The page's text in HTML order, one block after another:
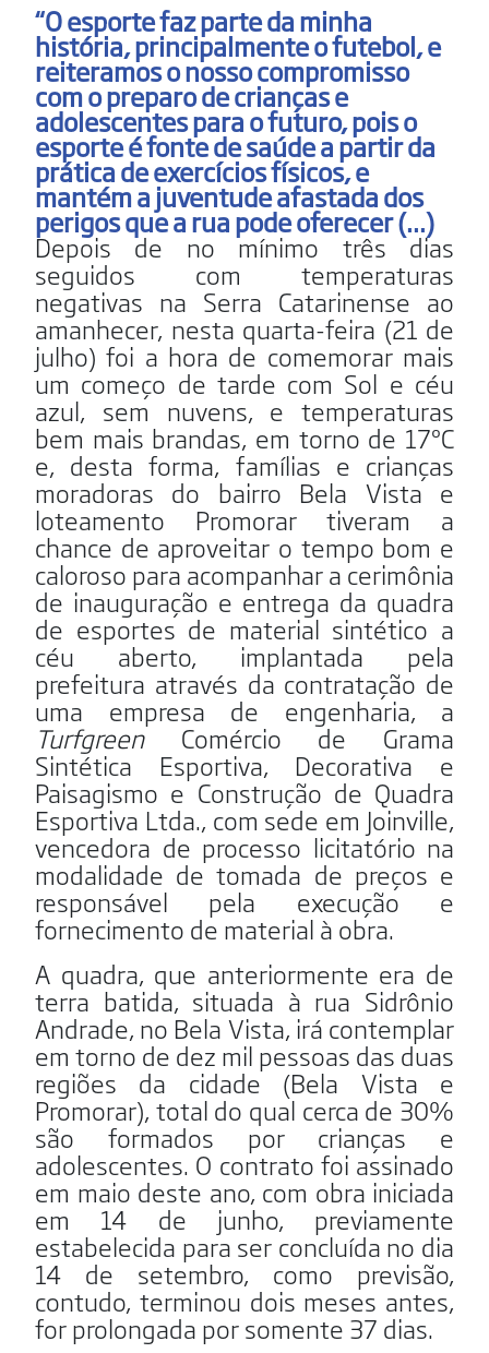
“O esporte faz parte da minha
história, principalmente o futebol, e
reiteramos o nosso compromisso
com o preparo de crianças e
adolescentes para o futuro, pois o
esporte é fonte de saúde a partir da
prática de exercícios físicos, e
mantém a juventude afastada dos
perigos que a rua pode oferecer (...)
Depois de no mínimo três dias
seguidos com temperaturas
negativas na Serra Catarinense ao
amanhecer, nesta quarta-feira (21 de
julho) foi a hora de comemorar mais
um começo de tarde com Sol e céu
azul, sem nuvens, e temperaturas
bem mais brandas, em torno de 17ºC
e, desta forma, famílias e crianças
moradoras do bairro Bela Vista e
loteamento Promorar tiveram a
chance de aproveitar o tempo bom e
caloroso para acompanhar a cerimônia
de inauguração e entrega da quadra
de esportes de material sintético a
céu aberto, implantada pela
prefeitura através da contratação de
uma empresa de engenharia, a
TurfgreenComércio de Grama
Sintética Esportiva, Decorativa e
Paisagismo e Construção de Quadra
Esportiva Ltda., com sede em Joinville,
vencedora de processo licitatório na
modalidade de tomada de preços e
responsável pela execução e
fornecimento de material à obra.
A quadra, que anteriormente era de
terra batida, situada à rua Sidrônio
Andrade, no Bela Vista, irá contemplar
em torno de dez mil pessoas das duas
regiões da cidade (Bela Vista e
Promorar), total do qual cerca de 30%
são formados por crianças e
adolescentes. O contrato foi assinado
em maio deste ano, com obra iniciada
em 14 de junho, previamente
estabelecida para ser concluída no dia
14 de setembro, como previsão,
contudo, terminou dois meses antes,
for prolongada por somente 37 dias.